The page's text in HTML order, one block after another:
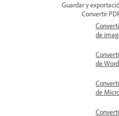
Guardar y
Convertir
de
de Word
de